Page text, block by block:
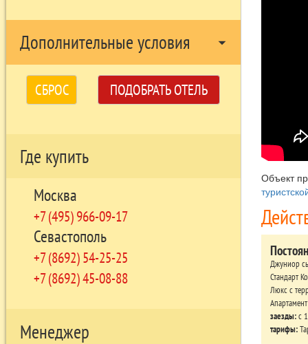
Дополнительные условия arrow_drop_down
СБРОС ПОДОБРАТЬ ОТЕЛЬ
Где купить
Москва
+7 (495) 966-09-17
Севастополь
+7 (8692) 54-25-25
+7 (8692) 45-08-88
Менеджер
Объект
Джуниор
Стандарт
Люкс с
заезды:c
тарифы: